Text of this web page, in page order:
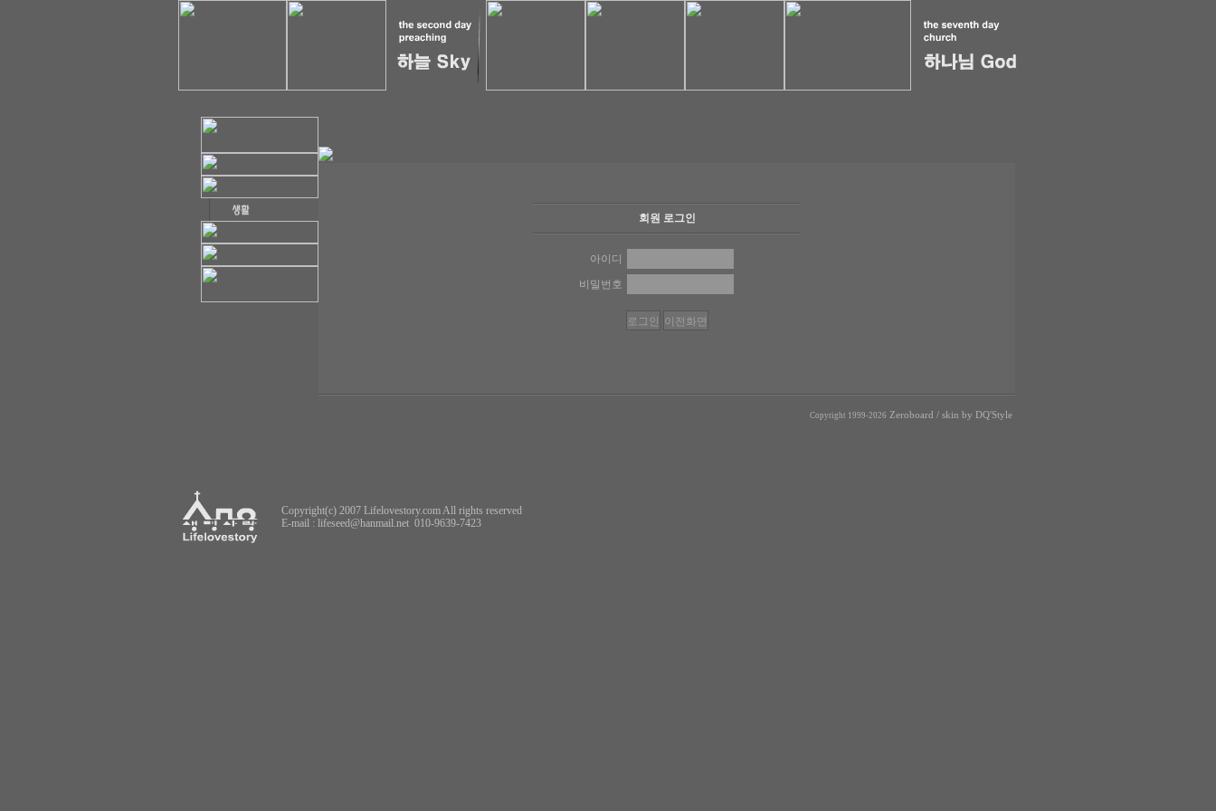
회원 로그인
아이디
비밀번호
Copyright 1999-2026 Zeroboard / skin by DQ'Style
Copyright(c) 2007 Lifelovestory.com All rights reserved
E-mail : lifeseed@hanmail.net 010-9639-7423